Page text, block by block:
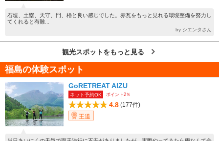
石垣、土塁、天守、門、櫓と良い感じでした。赤瓦をもっと見れる環境整備を努力し
てくれると有難...
by シエンタさん
観光スポットをもっと見る
福島の体験スポット
GoRETREAT AIZU
ネット予約OK ポイント2％
4.8 (177件)
王道